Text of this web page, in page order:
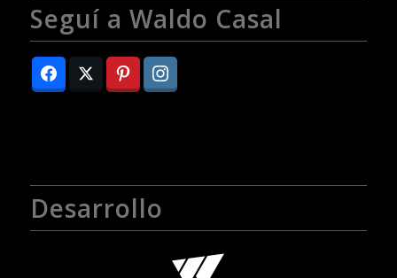
Seguí a Waldo Casal
Desarrollo